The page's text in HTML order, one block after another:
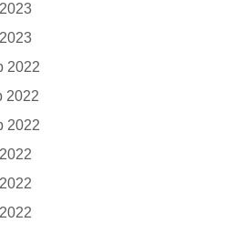
2022
2022
2022